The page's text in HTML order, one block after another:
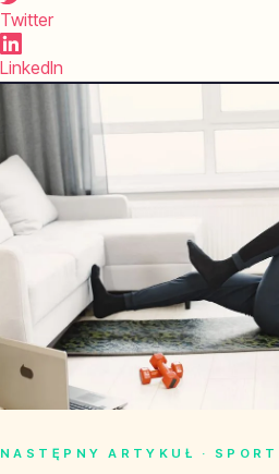
Twitter
LinkedIn
NASTĘPNY ARTYKUŁ · SPORT